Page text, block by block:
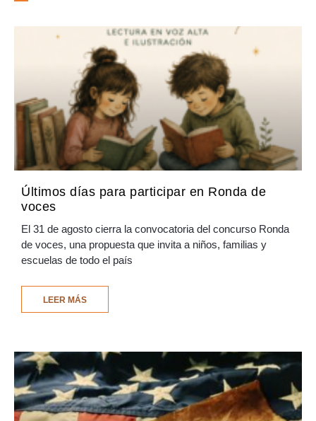
Últimos días para participar en Ronda de
voces
El 31 de agosto cierra la convocatoria del concurso Ronda
de voces, una propuesta que invita a niños, familias y
escuelas de todo el país
LEER MÁS